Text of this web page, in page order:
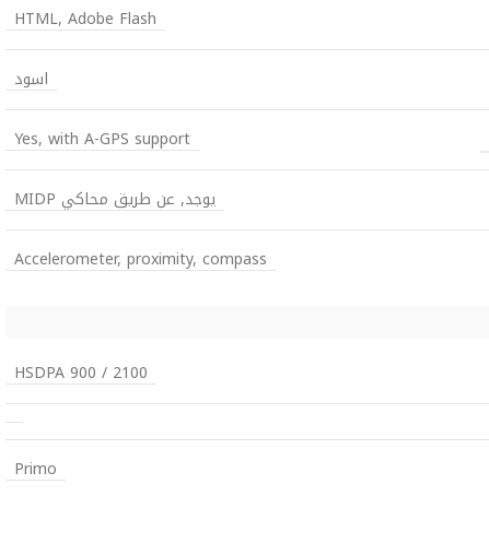
HTML, Adobe Flash
اسود
Yes, with A-GPS support
يوجد, عن طريق محاكي MIDP
Accelerometer, proximity, compass
HSDPA 900 / 2100
Primo